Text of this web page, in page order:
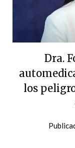
Dra.
los